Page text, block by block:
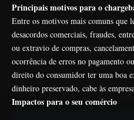
Principais motivos para o
Entre os motivos mais comuns que
desacordos comerciais, fraudes,
ou extravio de compras,
ocorrência de erros no pagamento
direito do consumidor ter uma boa
dinheiro preservado, cabe às
Impactos para o seu comércio